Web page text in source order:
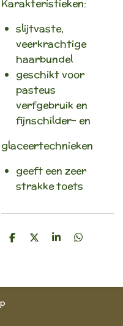
Karakteristieken:
slijtvaste,
veerkrachtige
haarbundel
geschikt voor
pasteus
verfgebruik en
fijnschilder- en
glaceertechnieken
geeft een zeer
strakke toets
D
D
S
D